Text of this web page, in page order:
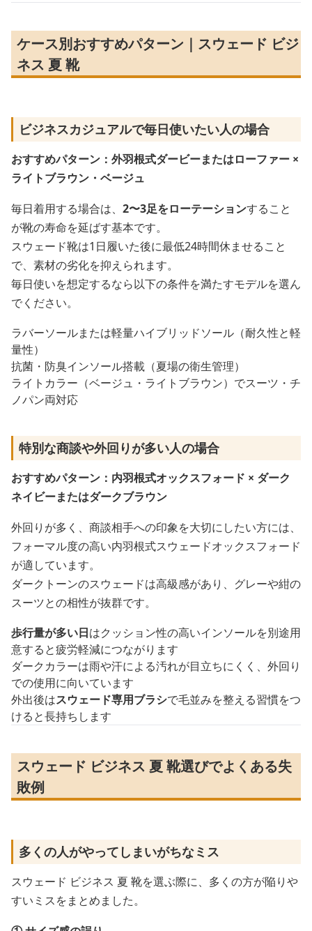
ケース別おすすめパターン｜スウェード ビジ
ネス 夏 靴
ビジネスカジュアルで毎日使いたい人の場合
おすすめパターン：外羽根式ダービーまたはローファー ×
ライトブラウン・ベージュ
毎日着用する場合は、 2〜3足をローテーションすること
が靴の寿命を延ばす基本です。
スウェード靴は1日履いた後に最低24時間休ませること
で、素材の劣化を抑えられます。
毎日使いを想定するなら以下の条件を満たすモデルを選ん
でください。
ラバーソールまたは軽量ハイブリッドソール（耐久性と軽
量性）
抗菌・防臭インソール搭載（夏場の衛生管理）
ライトカラー（ベージュ・ライトブラウン）でスーツ・チ
ノパン両対応
特別な商談や外回りが多い人の場合
おすすめパターン：内羽根式オックスフォード × ダーク
ネイビーまたはダークブラウン
外回りが多く、商談相手への印象を大切にしたい方には、
フォーマル度の高い内羽根式スウェードオックスフォード
が適しています。
ダークトーンのスウェードは高級感があり、グレーや紺の
スーツとの相性が抜群です。
歩行量が多い日はクッション性の高いインソールを別途用
意すると疲労軽減につながります
ダークカラーは雨や汗による汚れが目立ちにくく、外回り
での使用に向いています
外出後はスウェード専用ブラシで毛並みを整える習慣をつ
けると長持ちします
スウェード ビジネス 夏 靴選びでよくある失
敗例
多くの人がやってしまいがちなミス
スウェード ビジネス 夏 靴を選ぶ際に、多くの方が陥りや
すいミスをまとめました。